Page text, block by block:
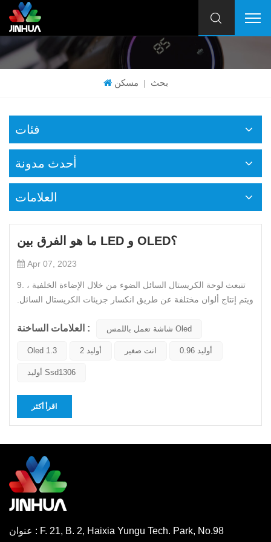
مسكن | بحث
فئات
أحدث مدونة
العلامات
ما هو الفرق بين LED و OLED؟
Apr 07, 2023
9. تنبعث لوحة الكريستال السائل الضوء من خلال الإضاءة الخلفية ،
ويتم إنتاج ألوان مختلفة عن طريق انكسار جزيئات الكريستال السائل.
ويشير LED إلى الإضاءة الخلفية ، في حين أن OLED نفسه يمكن أن
العلامات الساخنة : شاشة تعمل باللمس Oled
Oled 1.3 أوليد 2 انت صغير أوليد 0.96
أوليد Ssd1306
اقرأ أكثر
عنوان : F. 21, B. 2, Haixia Yungu Tech. Park, No.98